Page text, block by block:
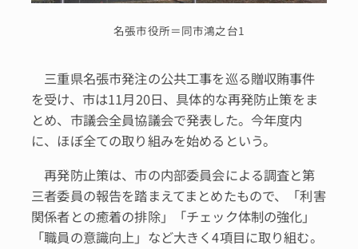
名張市役所＝同市鴻之台1
三重県名張市発注の公共工事を巡る贈収賄事件
を受け、市は11月20日、具体的な再発防止策をま
とめ、市議会全員協議会で発表した。今年度内
に、ほぼ全ての取り組みを始めるという。
再発防止策は、市の内部委員会による調査と第
三者委員の報告を踏まえてまとめたもので、「利害
関係者との癒着の排除」「チェック体制の強化」
「職員の意識向上」など大きく4項目に取り組む。